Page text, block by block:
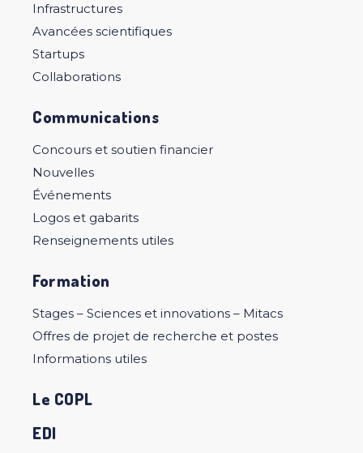
Infrastructures
Avancées scientifiques
Startups
Collaborations
Communications
Concours et soutien financier
Nouvelles
Événements
Logos et gabarits
Renseignements utiles
Formation
Stages – Sciences et innovations – Mitacs
Offres de projet de recherche et postes
Informations utiles
Le COPL
EDI